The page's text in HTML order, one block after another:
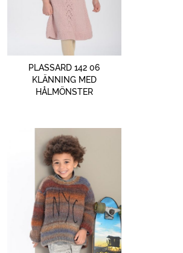
SNABBTITT
PLASSARD 142 06
KLÄNNING MED
HÅLMÖNSTER